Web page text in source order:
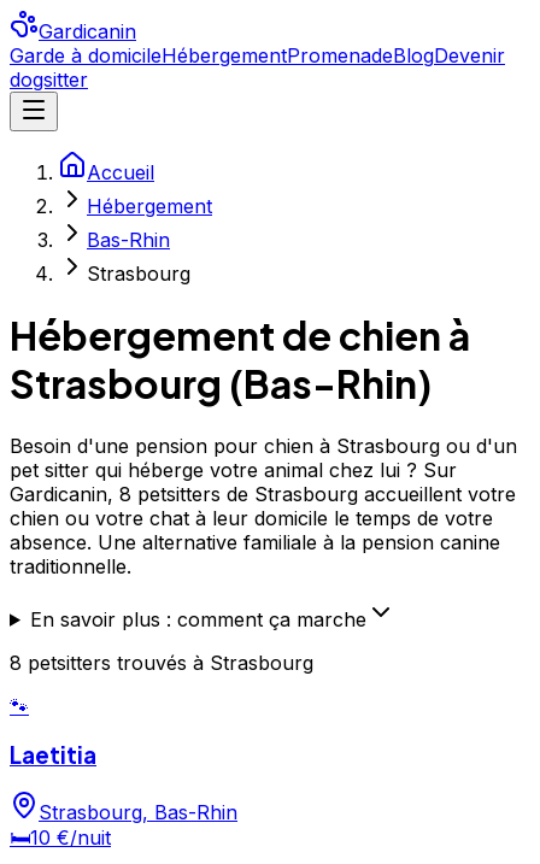
Gardicanin
Garde à domicileHébergementPromenadeBlogDevenir
dogsitter
Accueil
Hébergement
Bas-Rhin
Strasbourg
Hébergement de chien à
Strasbourg (Bas-Rhin)
Besoin d'une pension pour chien à Strasbourg ou d'un
pet sitter qui héberge votre animal chez lui ? Sur
Gardicanin, 8 petsitters de Strasbourg accueillent votre
chien ou votre chat à leur domicile le temps de votre
absence. Une alternative familiale à la pension canine
traditionnelle.
En savoir plus : comment ça marche
8 petsitters trouvés à Strasbourg
🐾
Laetitia
Strasbourg, Bas-Rhin
🛏️10 €/nuit